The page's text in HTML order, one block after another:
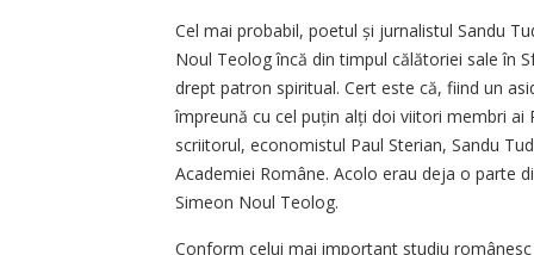
Cel mai probabil, poetul și jurnalistul Sandu
Noul Teolog încă din timpul călătoriei sale în
drept patron spiritual. Cert este că, fiind un
împreună cu cel puțin alți doi viitori membri ai
scriitorul, economistul Paul Sterian, Sandu
Academiei Române. Acolo erau deja o parte
Simeon Noul Teolog.
Conform celui mai important studiu